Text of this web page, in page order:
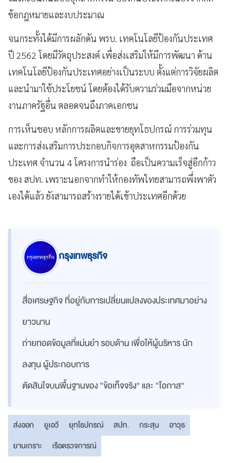
ข้อกฎหมายและงบประมาณ
จนกระทั้งได้มีการผลักดัน พรบ. เทคโนโลยีป้องกันประเทศ
ปี 2562 โดยมีวัตถุประสงค์ เพื่อส่งเสริมให้มีการพัฒนา ด้าน
เทคโนโลยีป้องกันประเทศอย่างเป็นระบบ ตั้งแต่การวิจัยผลิต
และนำมาใช้ประโยชน์ โดยต้องได้รับความร่วมมือจากหน่วย
งานภาครัฐอื่น ตลอดจนถึงภาคเอกชน
การเห็นชอบ หลักการผลิตและขายยุทโธปกรณ์ การร่วมทุน
และการส่งเสริมการประกอบกิจการอุตสาหกรรมป้องกัน
ประเทศ จำนวน 4 โครงการนำร่อง ถือเป็นความเร็จสู่อีกก้าว
ของ สปท. เพราะนอกจากทำให้กองทัพไทยสามารถพึ่งพาตัว
เองได้แล้ว ยังสามารถสร้างรายได้เข้าประเทศอีกด้วย
กรุงเทพธุรกิจ
สื่อเศรษฐกิจ ที่อยู่กับการเปลี่ยนแปลงของประเทศมาอย่าง
ยาวนาน
ถ่ายทอดข้อมูลที่แม่นยำ รอบด้าน เพื่อให้ผู้บริหาร นัก
ลงทุน ผู้ประกอบการ
ตัดสินใจบนพื้นฐานของ “ข้อเท็จจริง” และ “โอกาส”
ส่งออก ยูเอวี ยุทโธปกรณ์ สปท. กระสุน
อาวุธ
ยานเกราะ
เรือตรวจการณ์